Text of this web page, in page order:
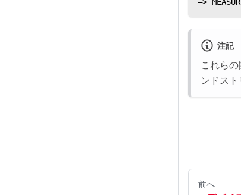
—>
注記
これら
ンドス
前へ